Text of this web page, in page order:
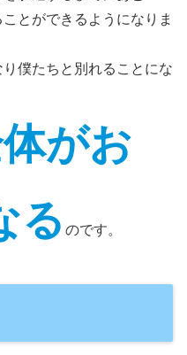
とができるようになりま
僕たちと別れることにな
がお
る のです。